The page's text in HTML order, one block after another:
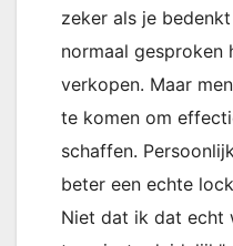
zeker als je
normaal gesproken
verkopen. Maar
te komen om
schaffen.
beter een echte
Niet dat ik dat echt